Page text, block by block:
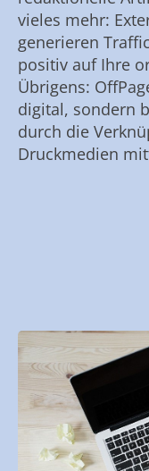
vieles mehr:
generieren
positiv auf Ihre
Übrigens:
digital, sondern
durch die
Druckmedien